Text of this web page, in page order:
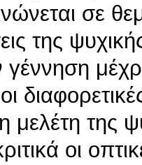
σε
της
μελέτη της
οι